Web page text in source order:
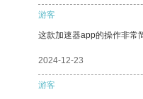
游客
这款加速器app的操作非常
2024-12-23
游客